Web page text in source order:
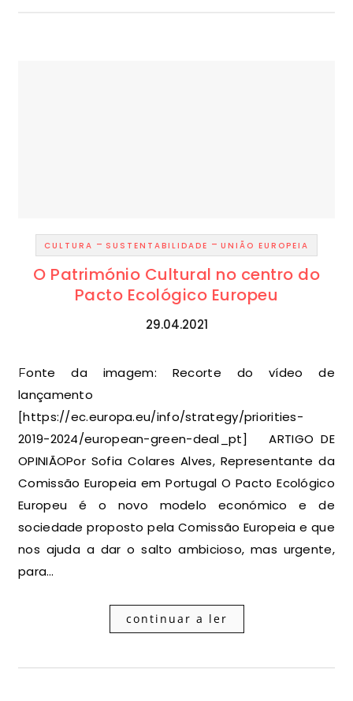
CULTURA - SUSTENTABILIDADE - UNIÃO EUROPEIA
O Património Cultural no centro do
Pacto Ecológico Europeu
29.04.2021
Fonte da imagem: Recorte do vídeo de
lançamento
[https://ec.europa.eu/info/strategy/priorities-
2019-2024/european-green-deal_pt] ARTIGO DE
OPINIÃOPor Sofia Colares Alves, Representante da
Comissão Europeia em Portugal O Pacto Ecológico
Europeu é o novo modelo económico e de
sociedade proposto pela Comissão Europeia e que
nos ajuda a dar o salto ambicioso, mas urgente,
para…
continuar a ler